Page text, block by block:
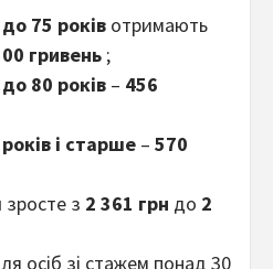
75 років отримають
гривень ;
80 років – 456
і старше – 570
зросте з 2 361 грн до 2
осіб зі стажем понад 30